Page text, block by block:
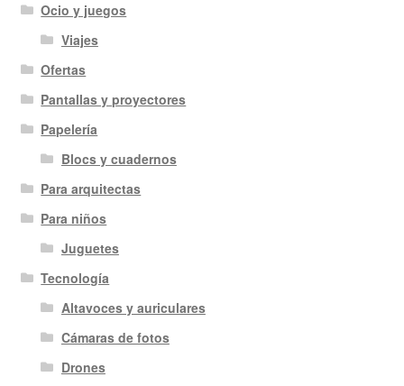
Ocio y juegos
Viajes
Ofertas
Pantallas y proyectores
Papelería
Blocs y cuadernos
Para arquitectas
Para niños
Juguetes
Tecnología
Altavoces y auriculares
Cámaras de fotos
Drones